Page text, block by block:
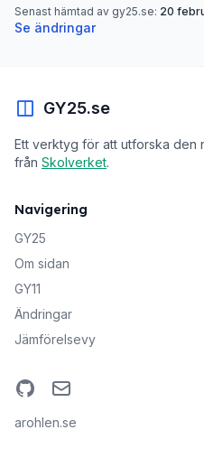
Senast hämtad av gy25.se: 20
Se ändringar
GY25.se
Ett verktyg för att utforska den
från Skolverket.
Navigering
GY25
Om sidan
GY11
Ändringar
Jämförelsevy
GitHubEmail
arohlen.se